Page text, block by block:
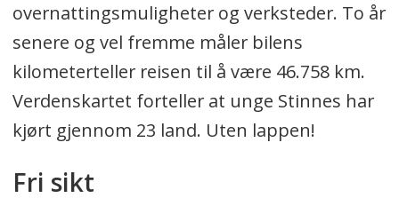
overnattingsmuligheter og verksteder. To år
senere og vel fremme måler bilens
kilometerteller reisen til å være 46.758 km.
Verdenskartet forteller at unge Stinnes har
kjørt gjennom 23 land. Uten lappen!
Fri sikt